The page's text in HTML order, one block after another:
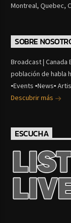
Montreal, Quebec,
SOBRE
Broadcast | Canada
población de habla
▪Events ▪News▪
Descubrir más
ESCUCHA